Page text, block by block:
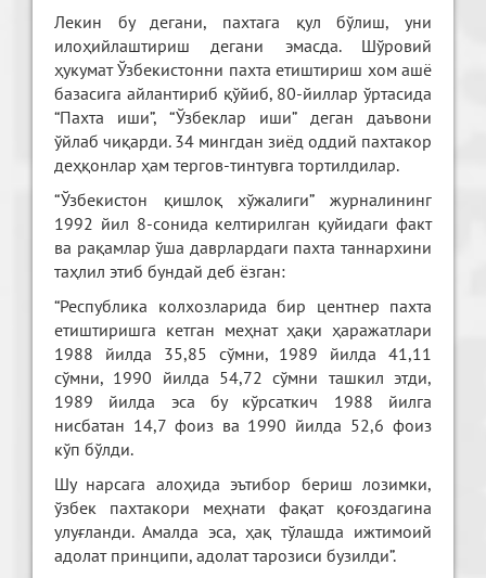
Лекин бу дегани, пахтага қул бўлиш, уни
илоҳийлаштириш дегани эмасда. Шўровий
ҳукумат Ўзбекистонни пахта етиштириш хом ашё
базасига айлантириб қўйиб, 80-йиллар ўртасида
“Пахта иши”, “Ўзбеклар иши” деган даъвони
ўйлаб чиқарди. 34 мингдан зиёд оддий пахтакор
деҳқонлар ҳам тергов-тинтувга тортилдилар.
“Ўзбекистон қишлоқ хўжалиги” журналининг
1992 йил 8-сонида келтирилган қуйидаги факт
ва рақамлар ўша даврлардаги пахта таннархини
таҳлил этиб бундай деб ёзган:
“Республика колхозларида бир центнер пахта
етиштиришга кетган меҳнат ҳақи ҳаражатлари
1988 йилда 35,85 сўмни, 1989 йилда 41,11
сўмни, 1990 йилда 54,72 сўмни ташкил этди,
1989 йилда эса бу кўрсаткич 1988 йилга
нисбатан 14,7 фоиз ва 1990 йилда 52,6 фоиз
кўп бўлди.
Шу нарсага алоҳида эътибор бериш лозимки,
ўзбек пахтакори меҳнати фақат қоғоздагина
улуғланди. Амалда эса, ҳақ тўлашда ижтимоий
адолат принципи, адолат тарозиси бузилди”.